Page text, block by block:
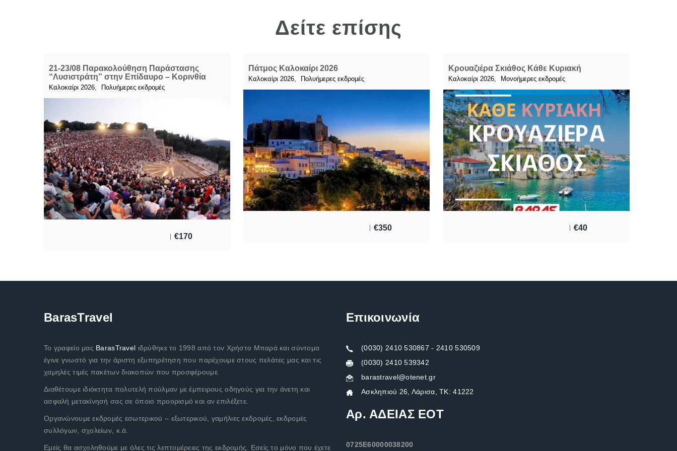
Δείτε επίσης
21-23/08 Παρακολούθηση Παράστασης
“Λυσιστράτη” στην Επίδαυρο – Κορινθία
Καλοκαίρι 2026 Πολυήμερες εκδρομές
€170
Πάτμος Καλοκαίρι 2026
Καλοκαίρι 2026 Πολυήμερες εκδρομές
€350
Κρουαζιέρα Σκιάθος Κάθε Κυριακή
Καλοκαίρι 2026, Μονοήμερες εκδρομές
€40
BarasTravel
Το γραφείο μας BarasTravel ιδρύθηκε το 1998 από τον Χρήστο Μπαρά και σύντομα
έγινε γνωστό για την άριστη εξυπηρέτηση που παρέχουμε στους πελάτες μας και τις
χαμηλές τιμές πακέτων διακοπών που προσφέρουμε.
Διαθέτουμε ιδιόκτητα πολυτελή πούλμαν με έμπειρους οδηγούς για την άνετη και
ασφαλή μετακίνησή σας σε όποιο προορισμό και αν επιλέξετε.
Οργανώνουμε εκδρομές εσωτερικού – εξωτερικού, γαμήλιες εκδρομές, εκδρομές
συλλόγων, σχολείων, κ.ά.
Εμείς θα ασχοληθούμε με όλες τις λεπτομέρειες της εκδρομής. Εσείς το μόνο που έχετε
Επικοινωνία
(0030) 2410 530867 - 2410 530509
(0030) 2410 539342
barastravel@otenet.gr
Ασκληπιού 26, Λάρισα, ΤΚ: 41222
Αρ. ΑΔΕΙΑΣ ΕΟΤ
0725Ε60000038200